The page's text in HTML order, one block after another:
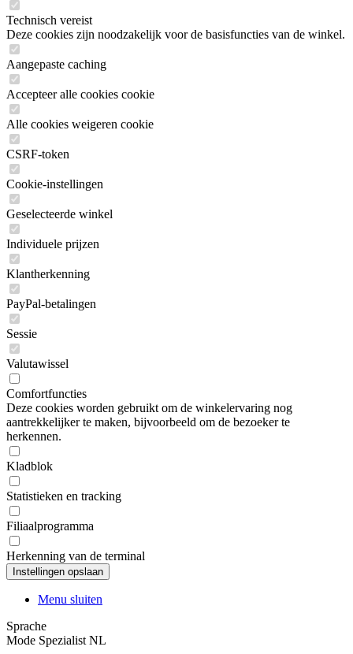
Technisch vereist
Deze cookies zijn noodzakelijk voor de basisfuncties van de winkel.
Aangepaste caching
Accepteer alle cookies cookie
Alle cookies weigeren cookie
CSRF-token
Cookie-instellingen
Geselecteerde winkel
Individuele prijzen
Klantherkenning
PayPal-betalingen
Sessie
Valutawissel
Comfortfuncties
Deze cookies worden gebruikt om de winkelervaring nog
aantrekkelijker te maken, bijvoorbeeld om de bezoeker te
herkennen.
Kladblok
Statistieken en tracking
Filiaalprogramma
Herkenning van de terminal
Menu sluiten
Sprache
Mode Spezialist NL